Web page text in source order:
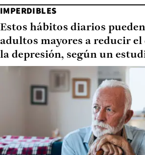
IMPERDIBLES
Estos hábitos diarios
adultos mayores a reducir
la depresión, según un